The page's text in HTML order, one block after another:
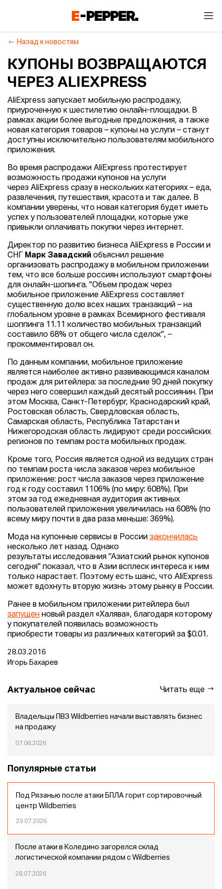
Назад к новостям
КУПОНЫ ВОЗВРАЩАЮТСЯ
ЧЕРЕЗ ALIEXPRESS
AliExpress запускает мобильную распродажу,
приуроченную к шестилетию онлайн-площадки. В
рамках акции более выгодные предложения, а также
новая категория товаров – купоны на услуги – станут
доступны исключительно пользователям мобильного
приложения.
Во время распродажи AliExpress протестирует
возможность продажи купонов на услуги
через AliExpress сразу в нескольких категориях – еда,
развлечения, путешествия, красота и так далее. В
компании уверены, что новая категория будет иметь
успех у пользователей площадки, которые уже
привыкли оплачивать покупки через интернет.
Директор по развитию бизнеса AliExpress в России и
СНГ
Марк Завадский объяснил решение
организовать распродажу в мобильном приложении
тем, что все больше россиян используют смартфоны
для онлайн-шопинга. "Объем продаж через
мобильное приложение AliExpress составляет
существенную долю всех наших транзакций – на
глобальном уровне в рамках Всемирного фестиваля
шоппинга 11.11 количество мобильных транзакций
составило 68% от общего числа сделок", –
прокомментировал он.
По данным компании, мобильное приложение
является наиболее активно развивающимся каналом
продаж для ритейлера: за последние 90 дней покупку
через него совершил каждый десятый россиянин. При
этом Moсква, Санкт-Петербург, Краснодарский край,
Ростовская область, Свердловская область,
Самарская область, Республика Татарстан и
Нижегородская область лидируют среди российских
регионов по темпам роста мобильных продаж.
Кроме того, Россия является одной из ведущих стран
по темпам роста числа заказов через мобильное
приложение: рост числа заказов через приложение
год к году составил 1106% (по миру: 608%). При
этом за год ежедневная аудитория активных
пользователей приложения увеличилась на 608% (по
всему миру почти в два раза меньше: 369%).
Мода на купонные сервисы в России закончилась
несколько лет назад. Однако
результаты исследования "Азиатский рынок купонов
сегодня" показал, что в Азии всплеск интереса к ним
только нарастает. Поэтому есть шанс, что AliExpress
может вдохнуть вторую жизнь этому рынку в России.
Ранее в мобильном приложении ритейлера был
запущен новый раздел «Халява», благодаря которому
у покупателей появилась возможность
приобрести товары из различных категорий за $0.01.
28.03.2016
Игорь Бахарев
Актуальное сейчас Читать еще
Владельцы ПВЗ Wildberries начали выставлять бизнес
на продажу
07.08.2026
Популярные статьи
Под Рязанью после атаки БПЛА горит сортировочный
центр Wildberries
29.07.2026
После атаки в Коледино загорелся склад
логистической компании рядом с Wildberries
28.07.2026